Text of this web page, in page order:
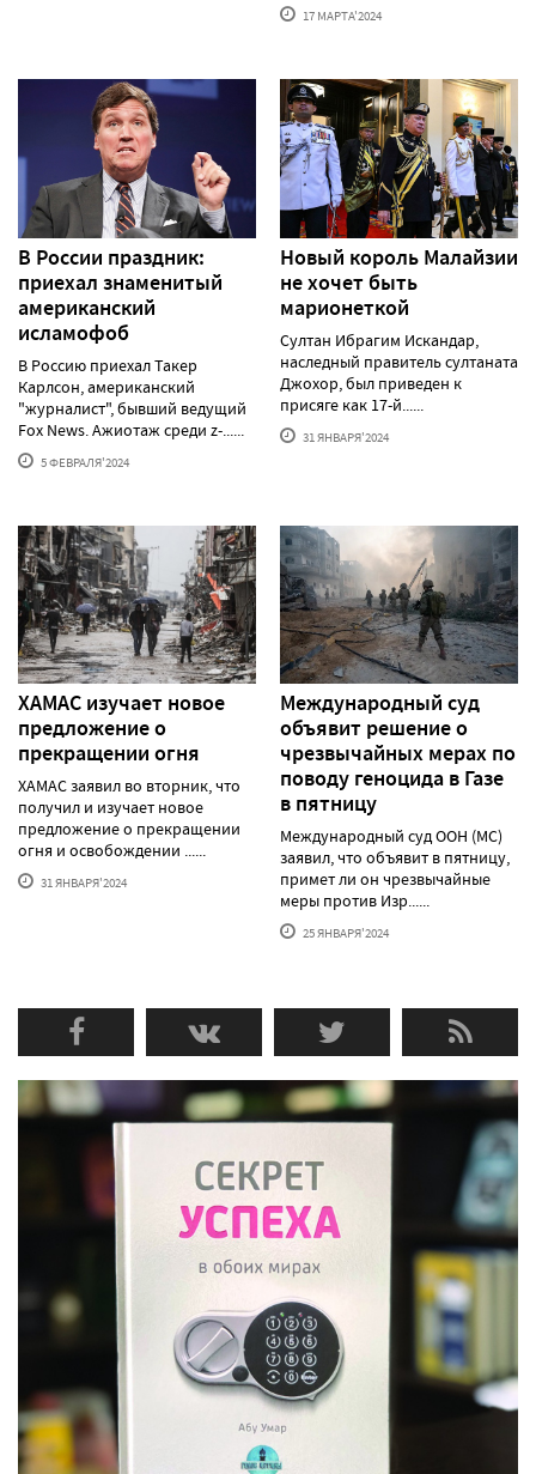
17 МАРТА'2024
В России праздник:
приехал знаменитый
американский
исламофоб
В Россию приехал Такер
Карлсон, американский
"журналист", бывший ведущий
Fox News. Ажиотаж среди z-......
5 ФЕВРАЛЯ'2024
Новый король Малайзии
не хочет быть
марионеткой
Султан Ибрагим Искандар,
наследный правитель султаната
Джохор, был приведен к
присяге как 17-й......
31 ЯНВАРЯ'2024
ХАМАС изучает новое
предложение о
прекращении огня
ХАМАС заявил во вторник, что
получил и изучает новое
предложение о прекращении
огня и освобождении ......
31 ЯНВАРЯ'2024
Международный суд
объявит решение о
чрезвычайных мерах по
поводу геноцида в Газе
в пятницу
Международный суд ООН (МС)
заявил, что объявит в пятницу,
примет ли он чрезвычайные
меры против Изр......
25 ЯНВАРЯ'2024